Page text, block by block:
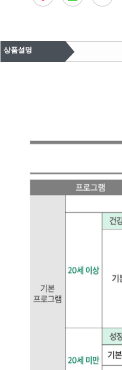
상품설명